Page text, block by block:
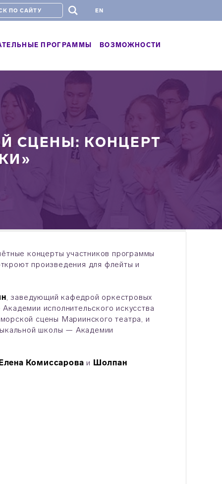
# EN
ПРОГРАММЫ ВОЗМОЖНОСТИ
СЦЕНЫ: КОНЦЕРТ
концерты участников программы
произведения для флейты и
, заведующий кафедрой оркестровых
исполнительского искусства
сцены Мариинского театра, и
школы — Академии
Комиссарова и Шолпан